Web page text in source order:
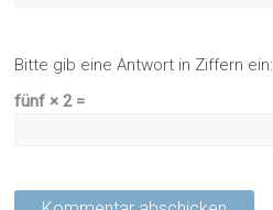
Bitte gib eine Antwort in Ziffern ein:
fünf × 2 =